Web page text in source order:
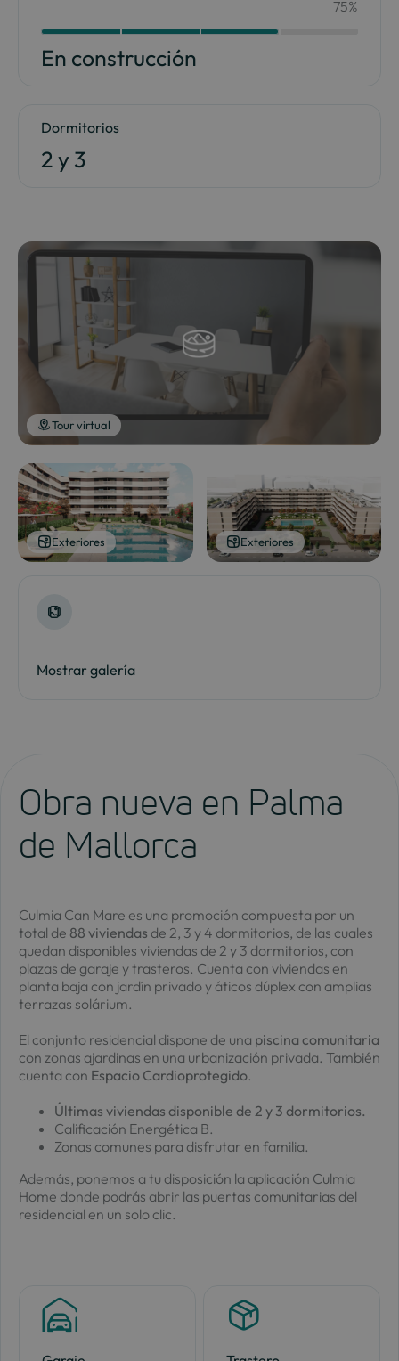
75%
Your Content Goes Here
En construcción
Dormitorios
2 y 3
Tour virtual
Exteriores Exteriores
Mostrar galería
Obra nueva en Palma
de Mallorca
Culmia Can Mare es una promoción compuesta por un
total de 88 viviendas de 2, 3 y 4 dormitorios, de las cuales
quedan disponibles viviendas de 2 y 3 dormitorios, con
plazas de garaje y trasteros. Cuenta con viviendas en
planta baja con jardín privado y áticos dúplex con amplias
terrazas solárium.
El conjunto residencial dispone de una piscina comunitaria
con zonas ajardinas en una urbanización privada. También
cuenta con Espacio Cardioprotegido.
Últimas viviendas disponible de 2 y 3 dormitorios.
Calificación Energética B.
Zonas comunes para disfrutar en familia.
Además, ponemos a tu disposición la aplicación Culmia
Home donde podrás abrir las puertas comunitarias del
residencial en un solo clic.